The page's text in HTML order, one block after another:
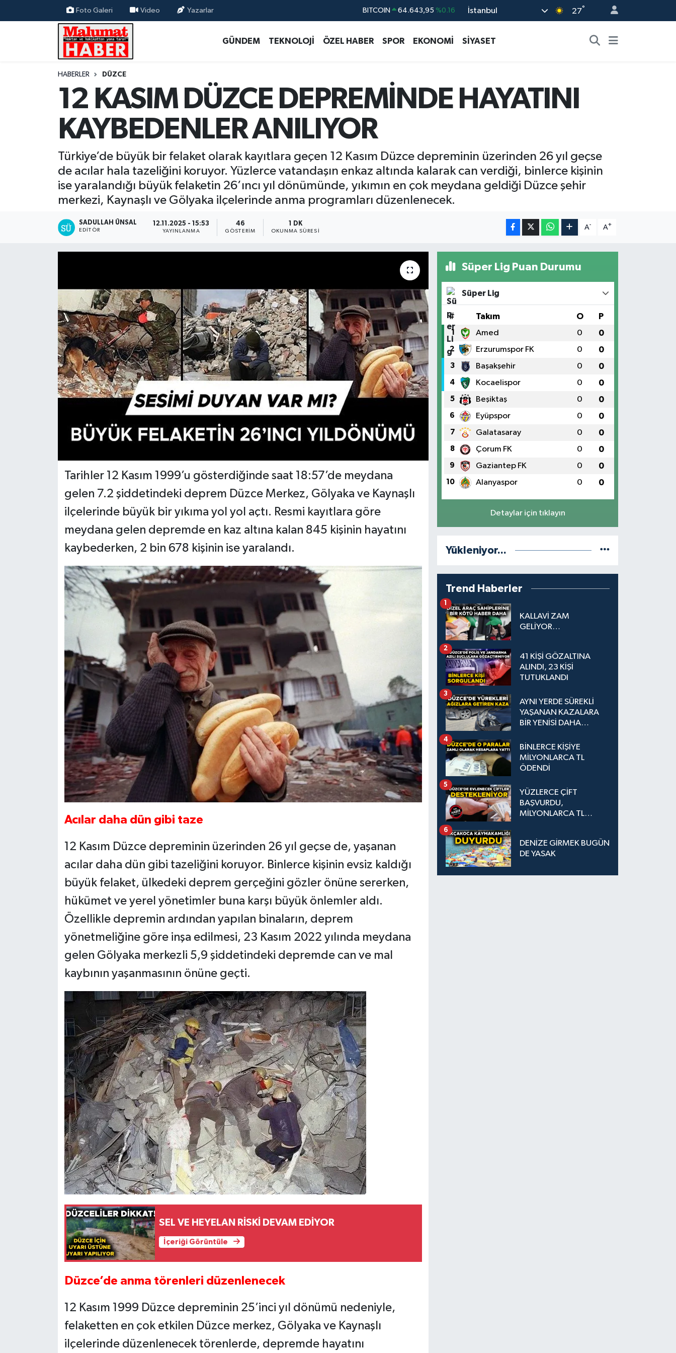
Foto Galeri Video Yazarlar DOLAR 47,6006 %0.06
BİST100
BITCOIN 64.643,95 %0.16
İstanbul 27°
GÜNDEM TEKNOLOJİ ÖZEL HABER SPOR EKONOMİ SİYASET
HABERLER DÜZCE
12 KASIM DÜZCE DEPREMİNDE HAYATINI
KAYBEDENLER ANILIYOR
Türkiye’de büyük bir felaket olarak kayıtlara geçen 12 Kasım Düzce depreminin üzerinden 26 yıl geçse
de acılar hala tazeliğini koruyor. Yüzlerce vatandaşın enkaz altında kalarak can verdiği, binlerce kişinin
ise yaralandığı büyük felaketin 26’ıncı yıl dönümünde, yıkımın en çok meydana geldiği Düzce şehir
merkezi, Kaynaşlı ve Gölyaka ilçelerinde anma programları düzenlenecek.
SADULLAH ÜNSAL
EDITÖR
12.11.2025 - 15:53
YAYINLANMA
46
GÖSTERIM
1 DK
OKUNMA SÜRESI
A- A+
Tarihler 12 Kasım 1999’u gösterdiğinde saat 18:57’de meydana
gelen 7.2 şiddetindeki deprem Düzce Merkez, Gölyaka ve Kaynaşlı
ilçelerinde büyük bir yıkıma yol yol açtı. Resmi kayıtlara göre
meydana gelen depremde en kaz altına kalan 845 kişinin hayatını
kaybederken, 2 bin 678 kişinin ise yaralandı.
Acılar daha dün gibi taze
12 Kasım Düzce depreminin üzerinden 26 yıl geçse de, yaşanan
acılar daha dün gibi tazeliğini koruyor. Binlerce kişinin evsiz kaldığı
büyük felaket, ülkedeki deprem gerçeğini gözler önüne sererken,
hükümet ve yerel yönetimler buna karşı büyük önlemler aldı.
Özellikle depremin ardından yapılan binaların, deprem
yönetmeliğine göre inşa edilmesi, 23 Kasım 2022 yılında meydana
gelen Gölyaka merkezli 5,9 şiddetindeki depremde can ve mal
kaybının yaşanmasının önüne geçti.
SEL VE HEYELAN RİSKİ DEVAM EDİYOR
İçeriği Görüntüle
Düzce’de anma törenleri düzenlenecek
12 Kasım 1999 Düzce depreminin 25’inci yıl dönümü nedeniyle,
felaketten en çok etkilen Düzce merkez, Gölyaka ve Kaynaşlı
ilçelerinde düzenlenecek törenlerde, depremde hayatını
Süper Lig Puan Durumu
Süper Lig
# Takım O P
1 Amed 0 0
2 Erzurumspor FK 0 0
3 Başakşehir 0 0
4 Kocaelispor 0 0
5 Beşiktaş 0 0
6 Eyüpspor 0 0
7 Galatasaray 0 0
8 Çorum FK 0 0
9 Gaziantep FK 0 0
10 Alanyaspor 0 0
Detaylar için tıklayın
Yükleniyor...
Trend Haberler
KALLAVİ ZAM
GELİYOR…
1
41 KİŞİ GÖZALTINA
ALINDI, 23 KİŞİ
TUTUKLANDI
2
AYNI YERDE SÜREKLİ
YAŞANAN KAZALARA
BİR YENİSİ DAHA
3
BİNLERCE KİŞİYE
MİLYONLARCA TL
ÖDENDİ
4
YÜZLERCE ÇİFT
BAŞVURDU,
MİLYONLARCA TL
5
DENİZE GİRMEK BUGÜN
DE YASAK
6
Nöbetçi Eczaneler
Trafik Durumu
Tüm Manşetler
Son Dakika Haberleri
Haber Arşivi